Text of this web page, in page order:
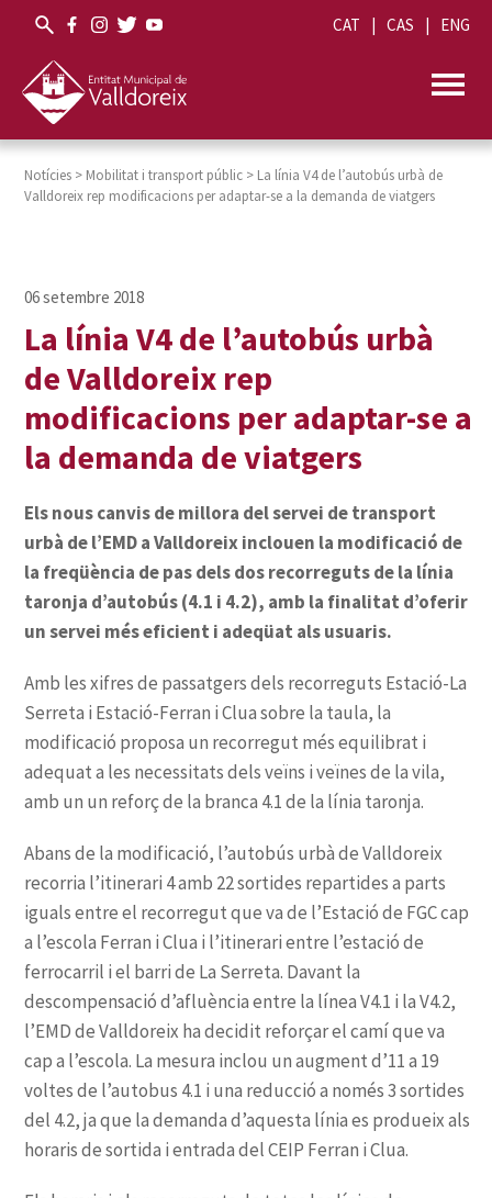
CAT CAS ENG
Notícies > Mobilitat i transport públic > La línia V4 de l’autobús urbà de
Valldoreix rep modificacions per adaptar-se a la demanda de viatgers
La línia V4 de l’autobús urbà
de Valldoreix rep
modificacions per adaptar-se a
la demanda de viatgers
Els nous canvis de millora del servei de transport
urbà de l’EMD a Valldoreix inclouen la modificació de
la freqüència de pas dels dos recorreguts de la línia
taronja d’autobús (4.1 i 4.2), amb la finalitat d’oferir
un servei més eficient i adeqüat als usuaris.